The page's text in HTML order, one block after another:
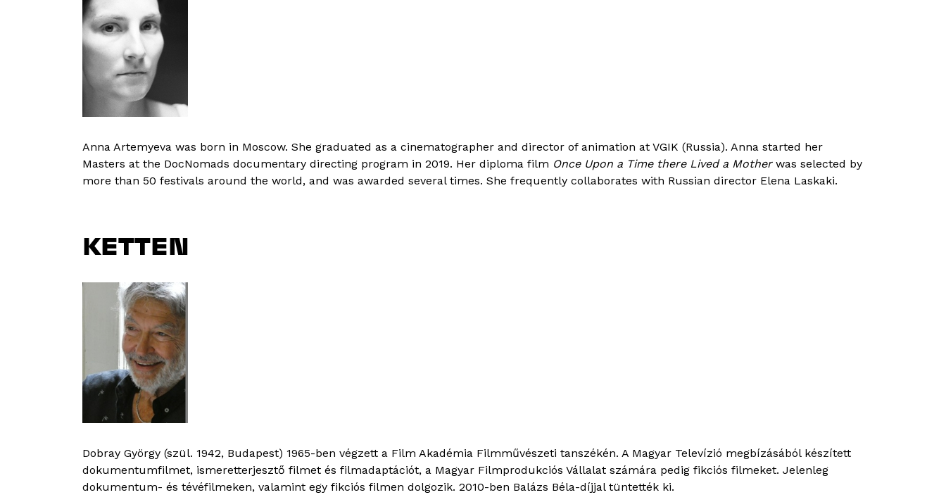
Anna Artemyeva was born in Moscow. She graduated as a cinematographer and director of animation at VGIK (Russia). Anna started her
Masters at the DocNomads documentary directing program in 2019. Her diploma film Once Upon a Time there Lived a Motherwas selected by
more than 50 festivals around the world, and was awarded several times. She frequently collaborates with Russian director Elena Laskaki.
KETTEN
Dobray György (szül. 1942, Budapest) 1965-ben végzett a Film Akadémia Filmművészeti tanszékén. A Magyar Televízió megbízásából készített
dokumentumfilmet, ismeretterjesztő filmet és filmadaptációt, a Magyar Filmprodukciós Vállalat számára pedig fikciós filmeket. Jelenleg
dokumentum- és tévéfilmeken, valamint egy fikciós filmen dolgozik. 2010-ben Balázs Béla-díjjal tüntették ki.